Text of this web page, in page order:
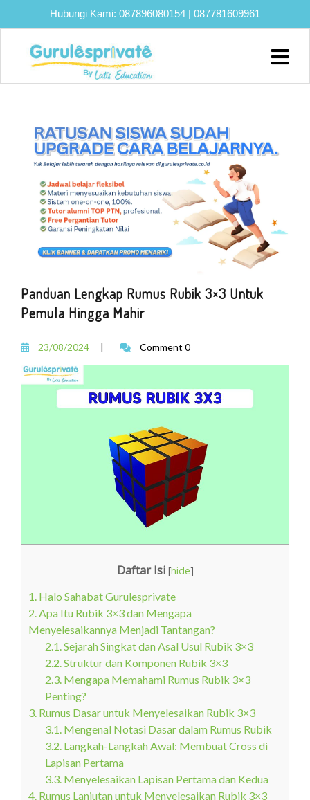
Hubungi Kami: 087896080154 | 087781609961
Home
Program
Bimbel
SNBT
Lainnya
Panduan Lengkap Rumus Rubik 3×3 Untuk
Pemula Hingga Mahir
23/08/2024 | Comment 0
Daftar Isi [hide]
1. Halo Sahabat Gurulesprivate
2.Apa Itu Rubik 3×3 dan Mengapa
Menyelesaikannya Menjadi Tantangan?
2.1.Sejarah Singkat dan Asal Usul Rubik 3×3
2.2.Struktur dan Komponen Rubik 3×3
2.3. Mengapa Memahami Rumus Rubik 3×3
Penting?
3. Rumus Dasar untuk Menyelesaikan Rubik 3×3
3.1. Mengenal Notasi Dasar dalam Rumus Rubik
3.2. Langkah-Langkah Awal: Membuat Cross di
Lapisan Pertama
3.3. Menyelesaikan Lapisan Pertama dan Kedua
4. Rumus Lanjutan untuk Menyelesaikan Rubik 3×3